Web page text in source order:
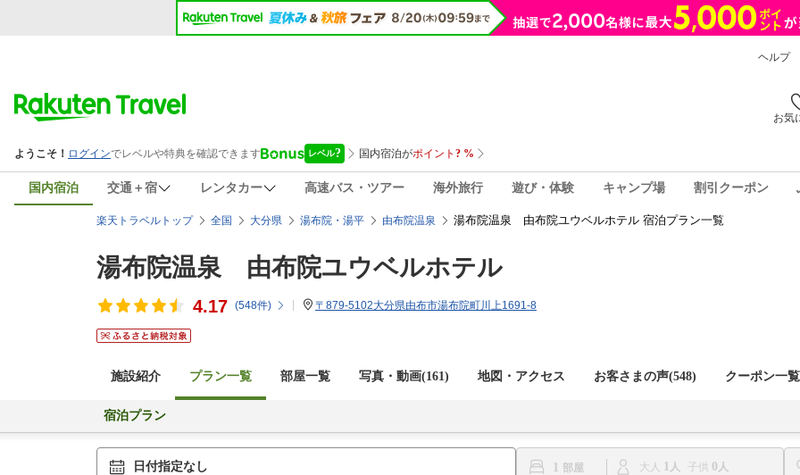
ヘルプ
お気
国内宿泊 交通＋宿 レンタカー 高速バス・ツアー 海外旅行 遊び・体験 キャンプ場 割引クーポン
楽天トラベルトップ 全国 大分県 湯布院・湯平 由布院温泉 湯布院温泉 由布院ユウベルホテル 宿泊プラン一覧
湯布院温泉 由布院ユウベルホテル
4.17 (548件) 〒879-5102大分県由布市湯布院町川上1691-8
施設紹介 プラン一覧 部屋一覧 写真・動画(161) 地図・アクセス お客さまの声(548) クーポン一覧
宿泊プラン
日付指定なし 1 大人 1 子供 0